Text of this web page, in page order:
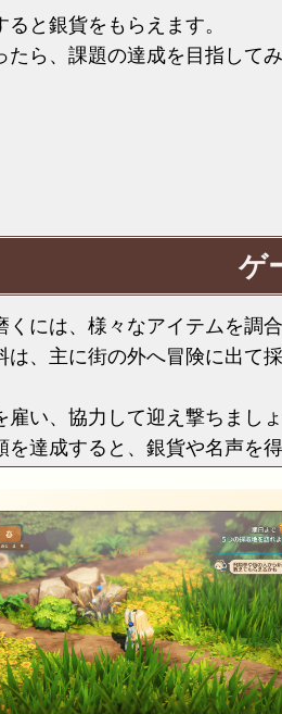
と銀貨をもらえます。
たら、課題の達成を目指して
ゲ
くには、様々なアイテムを調
は、主に街の外へ冒険に出て
い、協力して迎え撃ちましょ
を達成すると、銀貨や名声を